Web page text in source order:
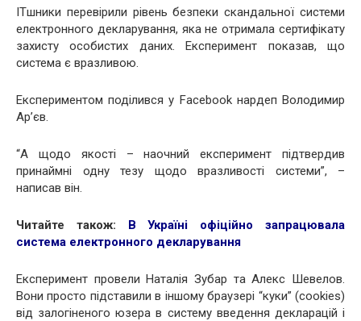
ITшники перевірили рівень безпеки скандальної системи
електронного декларування, яка не отримала сертифікату
захисту особистих даних. Експеримент показав, що
система є вразливою.
Експериментом поділився у Facebook нардеп Володимир
Ар’єв.
“А щодо якості – наочний експеримент підтвердив
принаймні одну тезу щодо вразливості системи”, –
написав він.
Читайте також: В Україні офіційно запрацювала
система електронного декларування
Експеримент провели Наталія Зубар та Алекс Шевелов.
Вони просто підставили в іншому браузері “куки” (cookies)
від залогіненого юзера в систему введення декларацій і